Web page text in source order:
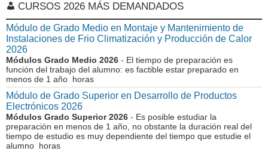
CURSOS 2026 MÁS DEMANDADOS
Módulo de Grado Medio en Montaje y Mantenimiento de
Instalaciones de Frio Climatización y Producción de Calor
2026
Módulos Grado Medio 2026 - El tiempo de preparación es
función del trabajo del alumno: es factible estar preparado en
menos de 1 año horas
Módulo de Grado Superior en Desarrollo de Productos
Electrónicos 2026
Módulos Grado Superior 2026 - Es posible estudiar la
preparación en menos de 1 año, no obstante la duración real del
tiempo de estudio es muy dependiente del tiempo que estudie el
alumno horas